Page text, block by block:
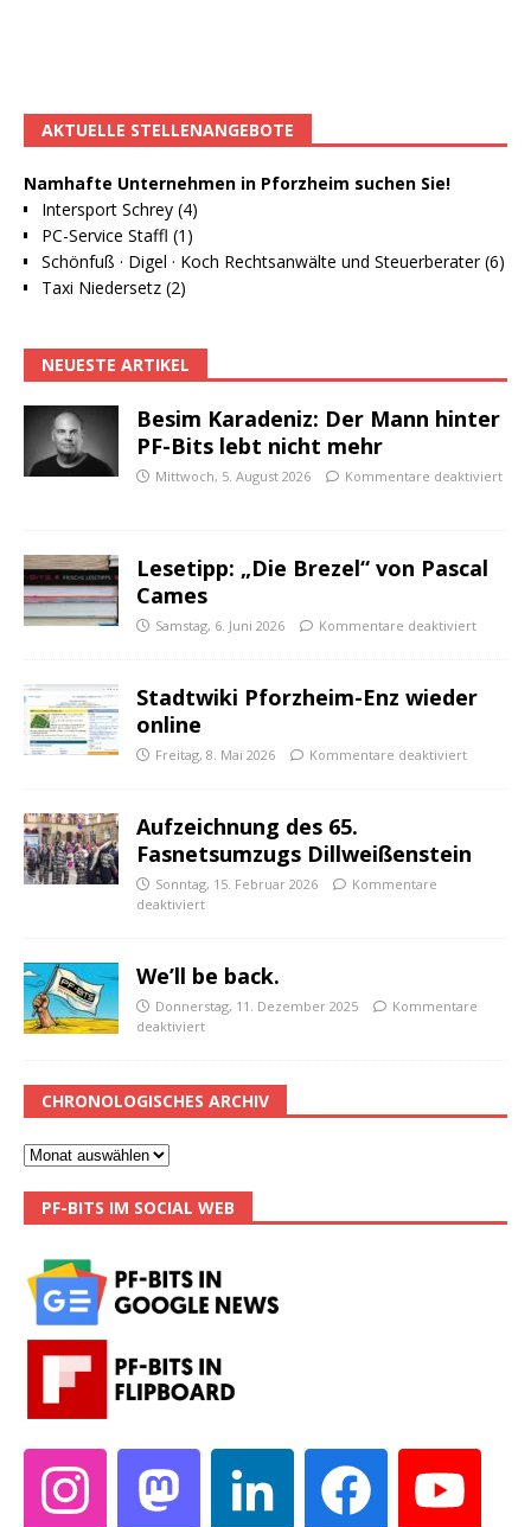
AKTUELLE STELLENANGEBOTE
Namhafte Unternehmen in Pforzheim suchen Sie!
Intersport Schrey (4)
PC-Service Staffl (1)
Schönfuß · Digel · Koch Rechtsanwälte und Steuerberater (6)
Taxi Niedersetz (2)
NEUESTE ARTIKEL
Besim Karadeniz: Der Mann hinter
PF-Bits lebt nicht mehr
Mittwoch, 5. August 2026 Kommentare deaktiviert
Lesetipp: „Die Brezel“ von Pascal
Cames
Samstag, 6. Juni 2026 Kommentare deaktiviert
Stadtwiki Pforzheim-Enz wieder
online
Freitag, 8. Mai 2026 Kommentare deaktiviert
Aufzeichnung des 65.
Fasnetsumzugs Dillweißenstein
Sonntag, 15. Februar 2026
Kommentare
deaktiviert
We’ll be back.
Donnerstag, 11. Dezember 2025
Kommentare
deaktiviert
CHRONOLOGISCHES ARCHIV
PF-BITS IM SOCIAL WEB